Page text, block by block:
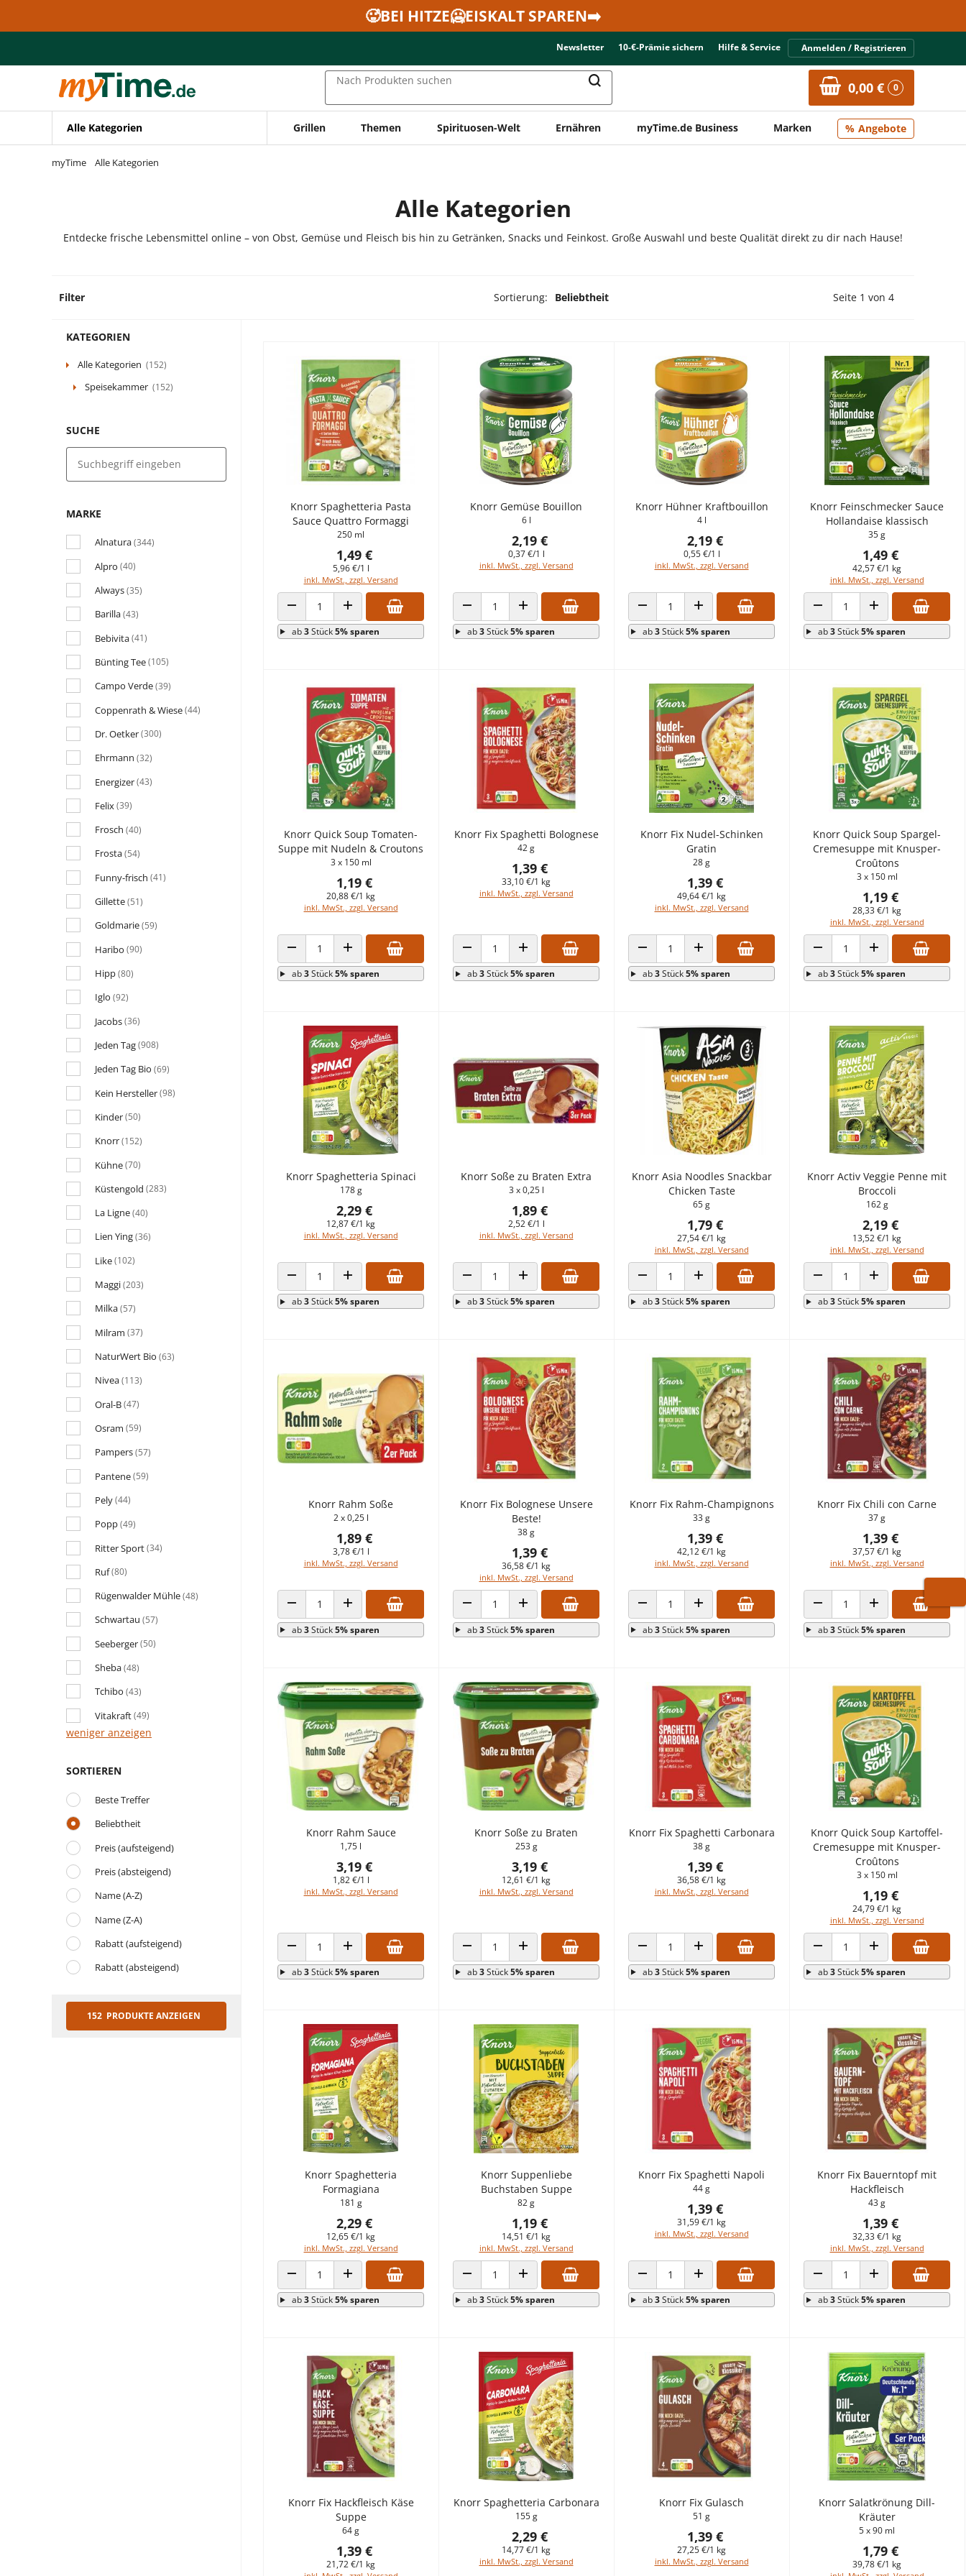
Zur Navigation springen
🥵BEI HITZE🥶EISKALT SPAREN➡️
Newsletter 10-€-Prämie sichern Hilfe & Service Anmelden / Registrieren
Nach Produkten suchen 0,00 € 0
Alle Kategorien Grillen Themen Spirituosen-Welt Ernähren myTime.de Business Marken Angebote
myTime Alle Kategorien
Alle Kategorien
Entdecke frische Lebensmittel online – von Obst, Gemüse und Fleisch bis hin zu Getränken, Snacks und Feinkost. Große Auswahl und beste Qualität direkt zu dir nach Hause!
Filter Sortierung: Beliebtheit Vorherige Seite
Seite 1 von 4
KATEGORIEN
Alle Kategorien (152)
Speisekammer (152)
SUCHE
MARKE
Alnatura(344)
Alpro (40)
Always(35)
Barilla(43)
Bebivita(41)
Bünting Tee(105)
Campo Verde(39)
Coppenrath & Wiese(44)
Dr. Oetker(300)
Ehrmann (32)
Energizer(43)
Felix(39)
Frosch (40)
Frosta(54)
Funny-frisch (41)
Gillette(51)
Goldmarie(59)
Haribo (90)
Hipp(80)
Iglo (92)
Jacobs(36)
Jeden Tag(908)
Jeden Tag Bio (69)
Kein Hersteller(98)
Kinder(50)
Knorr(152)
Kühne(70)
Küstengold (283)
La Ligne(40)
Lien Ying(36)
Like(102)
Maggi(203)
Milka(57)
Milram (37)
NaturWert Bio (63)
Nivea(113)
Oral-B(47)
Osram (59)
Pampers(57)
Pantene(59)
Pely(44)
Popp(49)
Ritter Sport(34)
Ruf(80)
Rügenwalder Mühle(48)
Schwartau (57)
Seeberger(50)
Sheba(48)
Tchibo (43)
Vitakraft(49)
weniger anzeigen
SORTIEREN
Beste Treffer
Beliebtheit
Preis (aufsteigend)
Preis (absteigend)
Name (A-Z)
Name (Z-A)
Rabatt (aufsteigend)
Rabatt (absteigend)
152 PRODUKTE ANZEIGEN
Knorr Spaghetteria Pasta
Sauce Quattro Formaggi
250 ml
1,49 €
5,96 €/1 l
inkl. MwSt., zzgl. Versand
ANZAHL VERRINGERNANZAHL ERHÖHEN
ab3Stück5% sparen
Knorr Gemüse Bouillon
6 l
2,19 €
0,37 €/1 l
inkl. MwSt., zzgl. Versand
ANZAHL VERRINGERNANZAHL ERHÖHEN
ab3Stück5% sparen
Knorr Hühner Kraftbouillon
4 l
2,19 €
0,55 €/1 l
inkl. MwSt., zzgl. Versand
ANZAHL VERRINGERNANZAHL ERHÖHEN
ab3Stück5% sparen
Knorr Feinschmecker Sauce
Hollandaise klassisch
35 g
1,49 €
42,57 €/1 kg
inkl. MwSt., zzgl. Versand
ANZAHL VERRINGERNANZAHL ERHÖHEN
ab3Stück5% sparen
Knorr Quick Soup Tomaten-
Suppe mit Nudeln & Croutons
3 x 150 ml
1,19 €
20,88 €/1 kg
inkl. MwSt., zzgl. Versand
ANZAHL VERRINGERNANZAHL ERHÖHEN
ab3Stück5% sparen
Knorr Fix Spaghetti Bolognese
42 g
1,39 €
33,10 €/1 kg
inkl. MwSt., zzgl. Versand
ANZAHL VERRINGERNANZAHL ERHÖHEN
ab3Stück5% sparen
Knorr Fix Nudel-Schinken
Gratin
28 g
1,39 €
49,64 €/1 kg
inkl. MwSt., zzgl. Versand
ANZAHL VERRINGERNANZAHL ERHÖHEN
ab3Stück5% sparen
Knorr Quick Soup Spargel-
Cremesuppe mit Knusper-
Croûtons
3 x 150 ml
1,19 €
28,33 €/1 kg
inkl. MwSt., zzgl. Versand
ANZAHL VERRINGERNANZAHL ERHÖHEN
ab3Stück5% sparen
Knorr Spaghetteria Spinaci
178 g
2,29 €
12,87 €/1 kg
inkl. MwSt., zzgl. Versand
ANZAHL VERRINGERNANZAHL ERHÖHEN
ab3Stück5% sparen
Knorr Soße zu Braten Extra
3 x 0,25 l
1,89 €
2,52 €/1 l
inkl. MwSt., zzgl. Versand
ANZAHL VERRINGERNANZAHL ERHÖHEN
ab3Stück5% sparen
Knorr Asia Noodles Snackbar
Chicken Taste
65 g
1,79 €
27,54 €/1 kg
inkl. MwSt., zzgl. Versand
ANZAHL VERRINGERNANZAHL ERHÖHEN
ab3Stück5% sparen
Knorr Activ Veggie Penne mit
Broccoli
162 g
2,19 €
13,52 €/1 kg
inkl. MwSt., zzgl. Versand
ANZAHL VERRINGERNANZAHL ERHÖHEN
ab3Stück5% sparen
Knorr Rahm Soße
2 x 0,25 l
1,89 €
3,78 €/1 l
inkl. MwSt., zzgl. Versand
ANZAHL VERRINGERNANZAHL ERHÖHEN
ab3Stück5% sparen
Knorr Fix Bolognese Unsere
Beste!
38 g
1,39 €
36,58 €/1 kg
inkl. MwSt., zzgl. Versand
ANZAHL VERRINGERNANZAHL ERHÖHEN
ab3Stück5% sparen
Knorr Fix Rahm-Champignons
33 g
1,39 €
42,12 €/1 kg
inkl. MwSt., zzgl. Versand
ANZAHL VERRINGERNANZAHL ERHÖHEN
ab3Stück5% sparen
Knorr Fix Chili con Carne
37 g
1,39 €
37,57 €/1 kg
inkl. MwSt., zzgl. Versand
ANZAHL VERRINGERNANZAHL ERHÖHEN
ab3Stück5% sparen
Knorr Rahm Sauce
1,75 l
3,19 €
1,82 €/1 l
inkl. MwSt., zzgl. Versand
ANZAHL VERRINGERNANZAHL ERHÖHEN
ab3Stück5% sparen
Knorr Soße zu Braten
253 g
3,19 €
12,61 €/1 kg
inkl. MwSt., zzgl. Versand
ANZAHL VERRINGERNANZAHL ERHÖHEN
ab3Stück5% sparen
Knorr Fix Spaghetti Carbonara
38 g
1,39 €
36,58 €/1 kg
inkl. MwSt., zzgl. Versand
ANZAHL VERRINGERNANZAHL ERHÖHEN
ab3Stück5% sparen
Knorr Quick Soup Kartoffel-
Cremesuppe mit Knusper-
Croûtons
3 x 150 ml
1,19 €
24,79 €/1 kg
inkl. MwSt., zzgl. Versand
ANZAHL VERRINGERNANZAHL ERHÖHEN
ab3Stück5% sparen
Knorr Spaghetteria
Formagiana
181 g
2,29 €
12,65 €/1 kg
inkl. MwSt., zzgl. Versand
ANZAHL VERRINGERNANZAHL ERHÖHEN
ab3Stück5% sparen
Knorr Suppenliebe
Buchstaben Suppe
82 g
1,19 €
14,51 €/1 kg
inkl. MwSt., zzgl. Versand
ANZAHL VERRINGERNANZAHL ERHÖHEN
ab3Stück5% sparen
Knorr Fix Spaghetti Napoli
44 g
1,39 €
31,59 €/1 kg
inkl. MwSt., zzgl. Versand
ANZAHL VERRINGERNANZAHL ERHÖHEN
ab3Stück5% sparen
Knorr Fix Bauerntopf mit
Hackfleisch
43 g
1,39 €
32,33 €/1 kg
inkl. MwSt., zzgl. Versand
ANZAHL VERRINGERNANZAHL ERHÖHEN
ab3Stück5% sparen
Knorr Fix Hackfleisch Käse
Suppe
64 g
1,39 €
21,72 €/1 kg
Knorr Spaghetteria Carbonara
155 g
2,29 €
14,77 €/1 kg
inkl. MwSt., zzgl. Versand
Knorr Fix Gulasch
51 g
1,39 €
27,25 €/1 kg
inkl. MwSt., zzgl. Versand
Knorr Salatkrönung Dill-
Kräuter
5 x 90 ml
1,79 €
39,78 €/1 kg